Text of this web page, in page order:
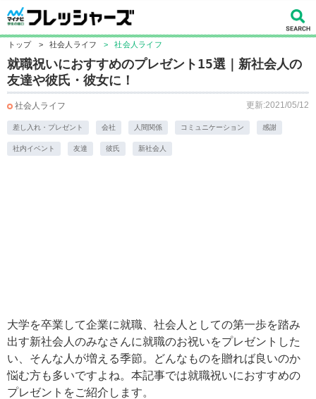
トップ > 社会人ライフ > 社会人ライフ
就職祝いにおすすめのプレゼント15選｜新社会人の
友達や彼氏・彼女に！
社会人ライフ 更新:2021/05/12
差し入れ・プレゼント 会社 人間関係 コミュニケーション 感謝
社内イベント 友達 彼氏 新社会人
大学を卒業して企業に就職、社会人としての第一歩を踏み
出す新社会人のみなさんに就職のお祝いをプレゼントした
い、そんな人が増える季節。どんなものを贈れば良いのか
悩む方も多いですよね。本記事では就職祝いにおすすめの
プレゼントをご紹介します。